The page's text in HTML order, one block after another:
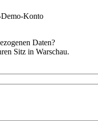
Konto
Daten?
Sitz in Warschau.